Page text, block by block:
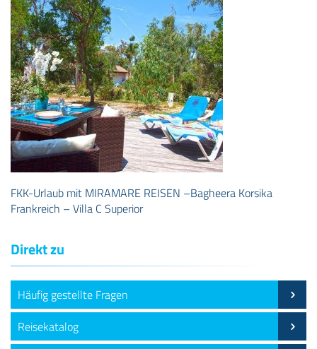
FKK-Urlaub mit MIRAMARE REISEN –Bagheera Korsika
Frankreich – Villa C Superior
Direkt zu
Häufig gestellte Fragen
Reisekatalog